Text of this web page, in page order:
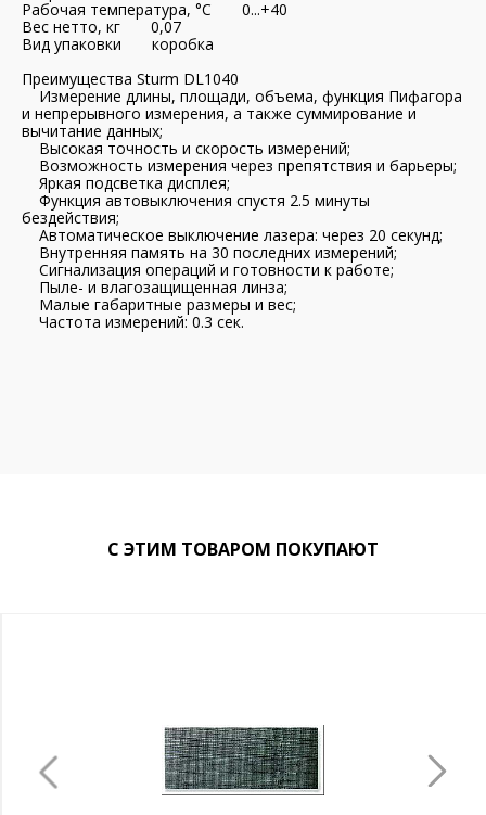
Рабочая температура, °С 0...+40
Вес нетто, кг 0,07
Вид упаковки коробка
Преимущества Sturm DL1040
Измерение длины, площади, объема, функция Пифагора
и непрерывного измерения, а также суммирование и
вычитание данных;
Высокая точность и скорость измерений;
Возможность измерения через препятствия и барьеры;
Яркая подсветка дисплея;
Функция автовыключения спустя 2.5 минуты
бездействия;
Автоматическое выключение лазера: через 20 секунд;
Внутренняя память на 30 последних измерений;
Сигнализация операций и готовности к работе;
Пыле- и влагозащищенная линза;
Малые габаритные размеры и вес;
Частота измерений: 0.3 сек.
С ЭТИМ ТОВАРОМ ПОКУПАЮТ